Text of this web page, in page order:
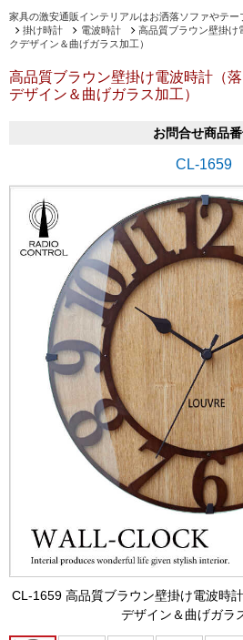
家具の激安通販インテリアルはお洒落ソファやテ
掛け時計
電波時計
高品質ブラウン壁掛け
クデザイン＆曲げガラス加工）
高品質ブラウン壁掛け電波時計（
デザイン＆曲げガラス加工）
お問合せ商品
CL-1659
CL-1659 高品質ブラウン壁掛け電波時
デザイン＆曲げガラ